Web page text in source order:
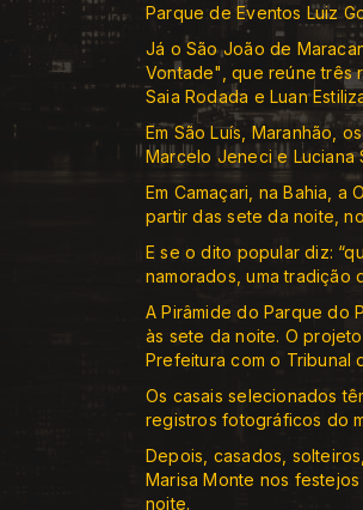
Parque de Eventos Luiz
Já o São João de
Vontade", que reúne três
Saia Rodada e Luan
Em São Luís, Maranhão,
Marcelo Jeneci e Luciana
Em Camaçari, na Bahia, a
partir das sete da noite,
E se o dito popular diz:
namorados, uma tradição
A Pirâmide do Parque do
às sete da noite. O
Prefeitura com o Tribunal
Os casais selecionados
registros fotográficos do
Depois, casados,
Marisa Monte nos
noite.